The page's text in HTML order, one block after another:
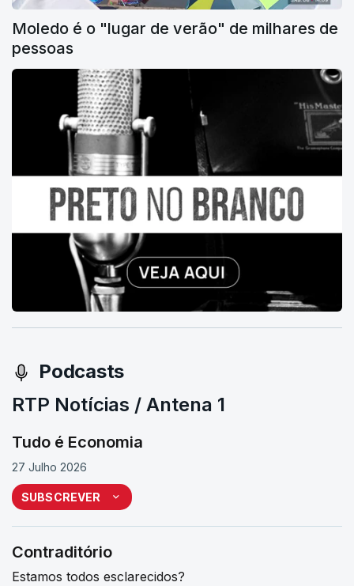
Moledo é o "lugar de verão" de milhares de
pessoas
Podcasts
RTP Notícias / Antena 1
Tudo é Economia
27 Julho 2026
SUBSCREVER
Contraditório
Estamos todos esclarecidos?